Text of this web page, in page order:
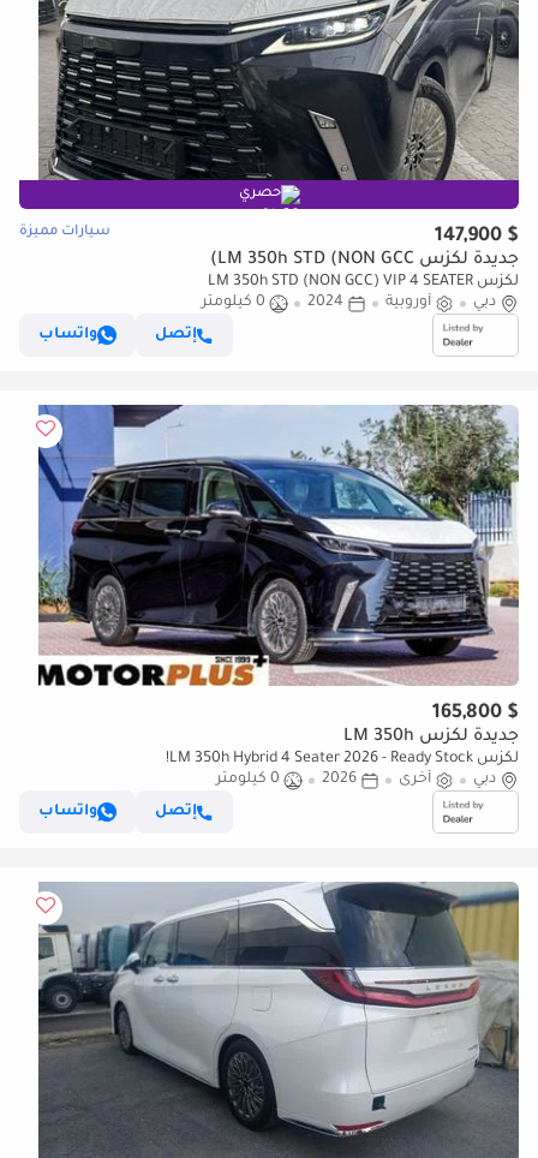
حصري
$ 147,900 سيارات مميزة
جديدة لكزس LM 350h STD (NON GCC)
لكزس LM 350h STD (NON GCC) VIP 4 SEATER
دبي
أوروبية 2024
0 كيلومتر
إتصل
واتساب
$ 165,800
جديدة لكزس LM 350h
لكزس LM 350h Hybrid 4 Seater 2026 - Ready Stock!
دبي
أخرى 2026
0 كيلومتر
إتصل
واتساب